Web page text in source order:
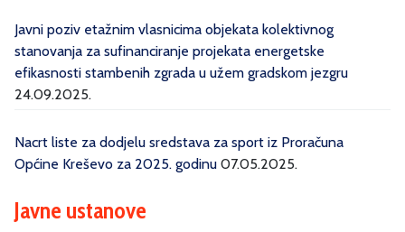
Javni poziv etažnim vlasnicima objekata kolektivnog
stanovanja za sufinanciranje projekata energetske
efikasnosti stambenih zgrada u užem gradskom jezgru
24.09.2025.
Nacrt liste za dodjelu sredstava za sport iz Proračuna
Općine Kreševo za 2025. godinu 07.05.2025.
Javne ustanove